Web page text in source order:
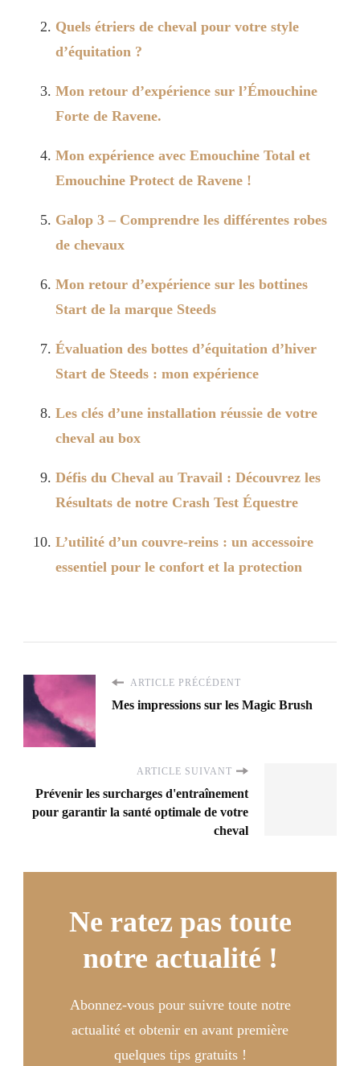
Quels étriers de cheval pour votre style
d’équitation ?
Mon retour d’expérience sur l’Émouchine
Forte de Ravene.
Mon expérience avec Emouchine Total et
Emouchine Protect de Ravene !
Galop 3 – Comprendre les différentes robes
de chevaux
Mon retour d’expérience sur les bottines
Start de la marque Steeds
Évaluation des bottes d’équitation d’hiver
Start de Steeds : mon expérience
Les clés d’une installation réussie de votre
cheval au box
Défis du Cheval au Travail : Découvrez les
Résultats de notre Crash Test Équestre
L’utilité d’un couvre-reins : un accessoire
essentiel pour le confort et la protection
ARTICLE PRÉCÉDENT
Mes impressions sur les Magic Brush
ARTICLE SUIVANT
Prévenir les surcharges d'entraînement
pour garantir la santé optimale de votre
cheval
Ne ratez pas toute
notre actualité !
Abonnez-vous pour suivre toute notre
actualité et obtenir en avant première
quelques tips gratuits !